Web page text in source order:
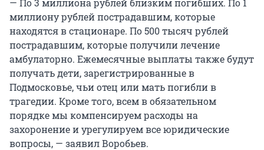
миллиону рублей пострадавшим, которые
находятся в стационаре. По 500 тысяч рублей
пострадавшим, которые получили лечение
амбулаторно. Ежемесячные выплаты также будут
получать дети, зарегистрированные в
Подмосковье, чьи отец или мать погибли в
трагедии. Кроме того, всем в обязательном
порядке мы компенсируем расходы на
захоронение и урегулируем все юридические
вопросы, — заявил Воробьев.